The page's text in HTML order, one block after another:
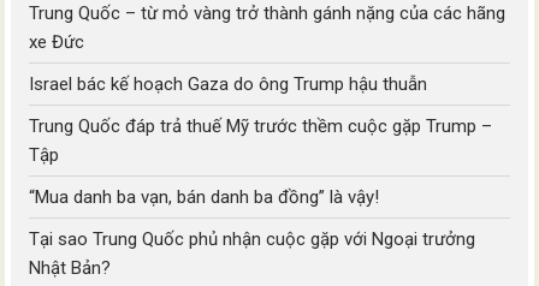
Trung Quốc – từ mỏ vàng trở thành gánh nặng của các hãng
xe Đức
Israel bác kế hoạch Gaza do ông Trump hậu thuẫn
Trung Quốc đáp trả thuế Mỹ trước thềm cuộc gặp Trump –
Tập
“Mua danh ba vạn, bán danh ba đồng” là vậy!
Tại sao Trung Quốc phủ nhận cuộc gặp với Ngoại trưởng
Nhật Bản?